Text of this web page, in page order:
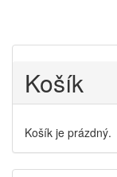
Košík
Košík je prázdný.